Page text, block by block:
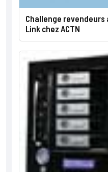
Challenge revendeurs
Link chez ACTN